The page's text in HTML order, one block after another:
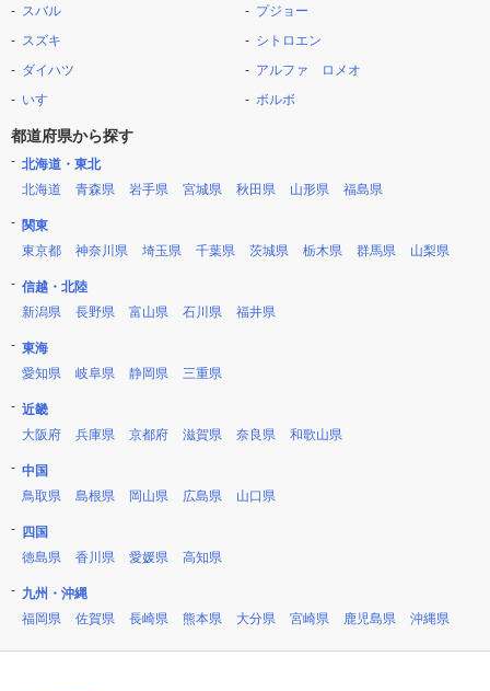
スバル
スズキ
ダイハツ
いすゞ
プジョー
シトロエン
アルファ ロメオ
ボルボ
都道府県から探す
北海道・東北
北海道
青森県 岩手県 宮城県 秋田県 山形県 福島県
関東
東京都
神奈川県 埼玉県 千葉県 茨城県 栃木県 群馬県 山梨県
信越・北陸
新潟県
長野県 富山県 石川県 福井県
東海
愛知県
岐阜県 静岡県 三重県
近畿
大阪府
兵庫県 京都府 滋賀県 奈良県 和歌山県
中国
鳥取県
島根県 岡山県 広島県 山口県
四国
徳島県
香川県 愛媛県 高知県
九州・沖縄
福岡県
佐賀県 長崎県 熊本県 大分県 宮崎県 鹿児島県 沖縄県